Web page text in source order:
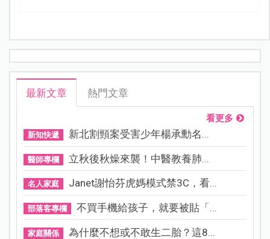
最新文章 熱門文章
看更多
新知快遞 新北割頸案受害少年楊承勳名...
醫師專欄 立秋後秋燥來襲！中醫教養肺...
名人家庭 Janet謝怡芬虎媽模式禁3C，看...
部落客專欄 不買手機給孩子，就要被貼「...
家庭關係 為什麼不想或不敢生二胎？這8...